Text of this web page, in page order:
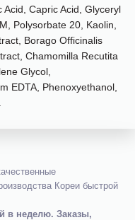
Capric Acid, Glyceryl
Polysorbate 20, Kaolin,
Borago Officinalis
Chamomilla Recutita
Glycol,
EDTA, Phenoxyethanol,
Кореи быстрой
в неделю. Заказы,